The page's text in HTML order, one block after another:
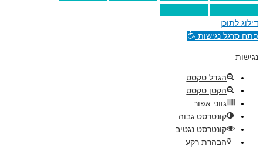
דילוג לתוכן
פתח סרגל נגישות
נגישות
הגדל טקסט
הקטן טקסט
גווני אפור
קונטרסט גבוה
קונטרסט נגטיב
הבהרת רקע